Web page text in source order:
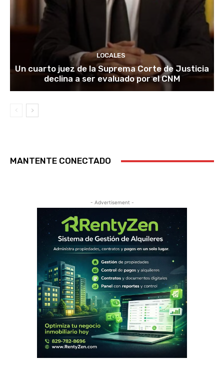
LOCALES
Un cuarto juez de la Suprema Corte de Justicia
declina a ser evaluado por el CNM
MANTENTE CONECTADO
- Advertisement -